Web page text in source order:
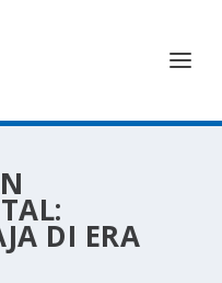
DI ERA